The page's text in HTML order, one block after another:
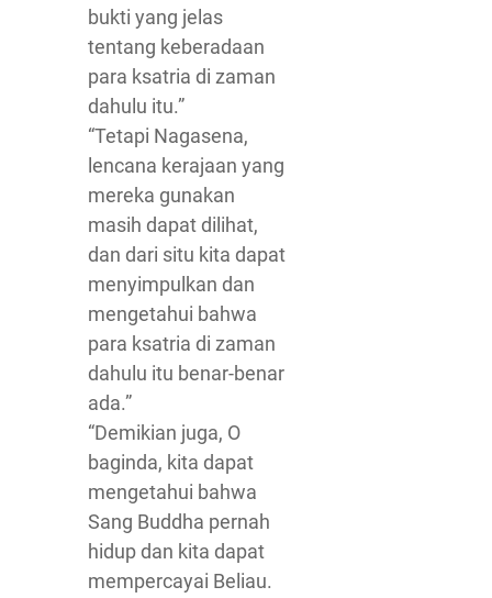
bukti yang jelas
tentang keberadaan
para ksatria di zaman
dahulu itu.”
“Tetapi Nagasena,
lencana kerajaan yang
mereka gunakan
masih dapat dilihat,
dan dari situ kita dapat
menyimpulkan dan
mengetahui bahwa
para ksatria di zaman
dahulu itu benar-benar
ada.”
“Demikian juga, O
baginda, kita dapat
mengetahui bahwa
Sang Buddha pernah
hidup dan kita dapat
mempercayai Beliau.